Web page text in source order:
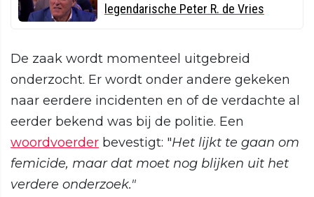
legendarische Peter R. de Vries
De zaak wordt momenteel uitgebreid
onderzocht. Er wordt onder andere gekeken
naar eerdere incidenten en of de verdachte al
eerder bekend was bij de politie. Een
woordvoerder bevestigt: "Het lijkt te gaan om
femicide, maar dat moet nog blijken uit het
verdere onderzoek."